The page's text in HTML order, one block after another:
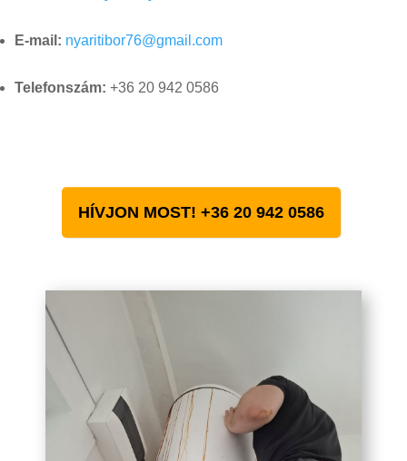
E-mail: nyaritibor76@gmail.com
Telefonszám: +36 20 942 0586
HÍVJON MOST! +36 20 942 0586